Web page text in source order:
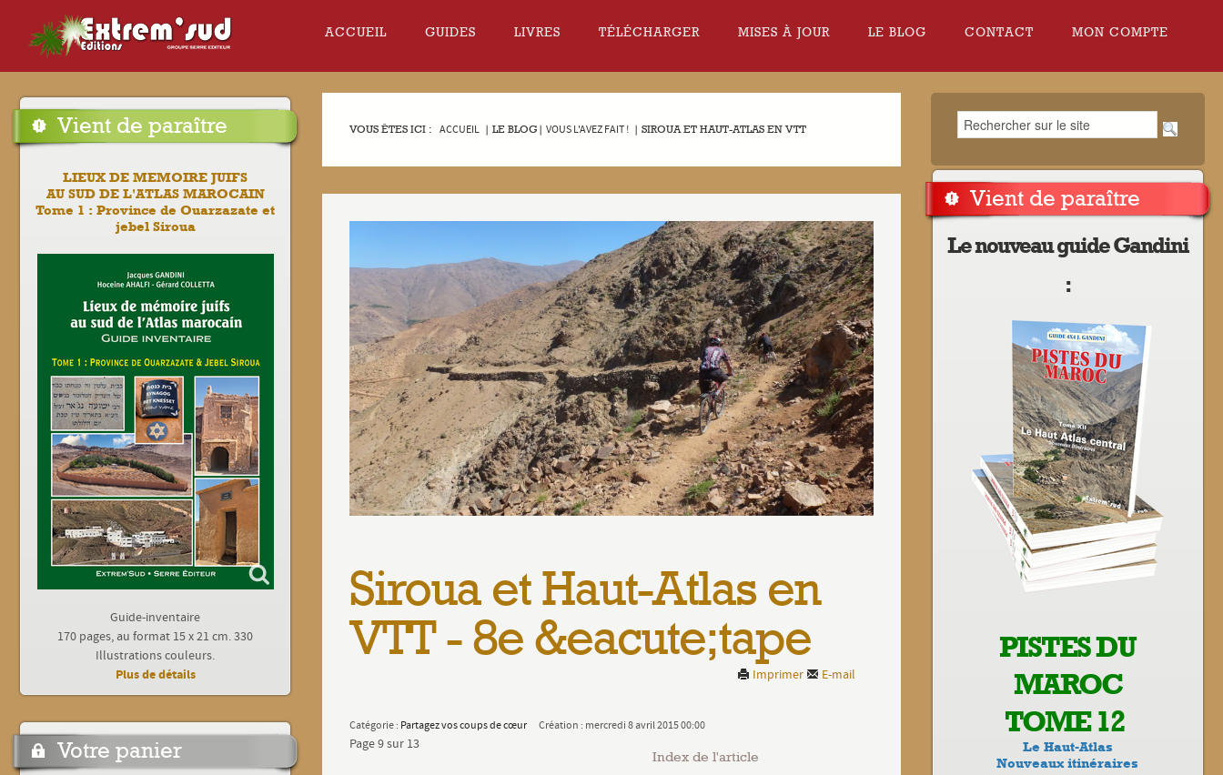
ACCUEIL GUIDES LIVRES TÉLÉCHARGER MISES À JOUR LE BLOG CONTACT MON COMPTE
Vient de paraître
LIEUX DE MEMOIRE JUIFS
AU SUD DE L'ATLAS MAROCAIN
Tome 1 : Province de Ouarzazate et
jebel Siroua
Guide-inventaire
170 pages, au format 15 x 21 cm. 330
Illustrations couleurs.
Plus de détails
Votre panier
VOUS ÊTES ICI : ACCUEIL |LE BLOG |VOUS L'AVEZ FAIT ! |SIROUA ET HAUT-ATLAS EN VTT
Siroua et Haut-Atlas en
VTT - 8e &eacute;tape
Imprimer E-mail
Catégorie : Partagez vos coups de cœur Création : mercredi 8 avril 2015 00:00
Index de l'article
Page 9 sur 13
Vient de paraître
Le nouveau guide Gandini
:
PISTES DU
MAROC
TOME 12
Le Haut-Atlas
Nouveaux itinéraires